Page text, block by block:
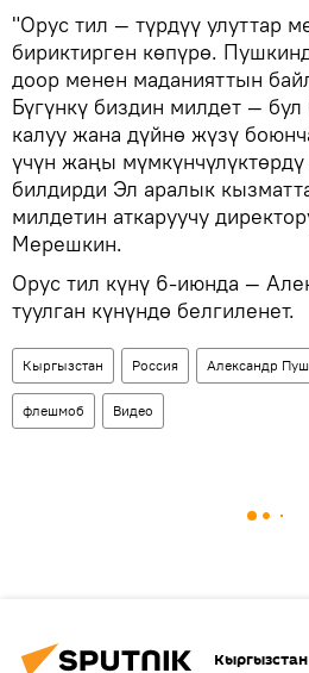
"Орус тил — түрдүү улуттар
бириктирген көпүрө.
доор менен маданияттын
Бүгүнкү биздин милдет —
калуу жана дүйнө жүзү
үчүн жаңы
билдирди Эл аралык
милдетин аткаруучу
Мерешкин.
Орус тил күнү 6-июнда —
туулган күнүндө белгиленет.
Кыргызстан Россия Александр
флешмоб Видео
Кыргызстан